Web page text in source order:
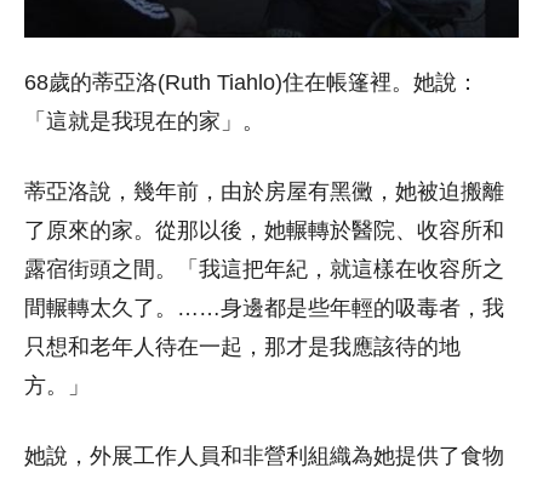
68歲的蒂亞洛(Ruth Tiahlo)住在帳篷裡。她說：
「這就是我現在的家」。
蒂亞洛說，幾年前，由於房屋有黑黴，她被迫搬離
了原來的家。從那以後，她輾轉於醫院、收容所和
露宿街頭之間。「我這把年紀，就這樣在收容所之
間輾轉太久了。……身邊都是些年輕的吸毒者，我
只想和老年人待在一起，那才是我應該待的地
方。」
她說，外展工作人員和非營利組織為她提供了食物